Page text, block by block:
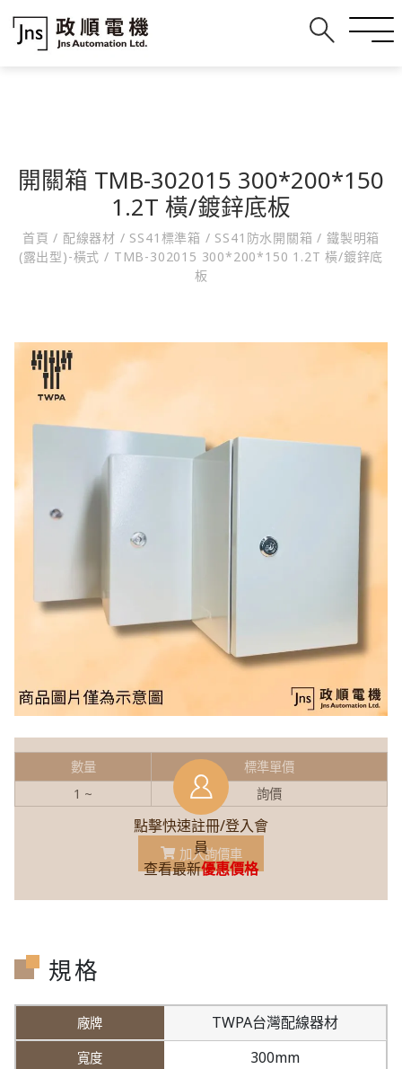
開關箱 TMB-302015 300*200*150
1.2T 橫/鍍鋅底板
首頁/ 配線器材 / SS41標準箱 / SS41防水開關箱/ 鐵製明箱
(露出型)-橫式/ TMB-302015 300*200*150 1.2T 橫/鍍鋅底
板
點擊快速註冊/登入會
員
查看最新優惠價格
數量
標準單價
1 ~
詢價
加入詢價車
規格
TWPA台灣配線器材
300mm